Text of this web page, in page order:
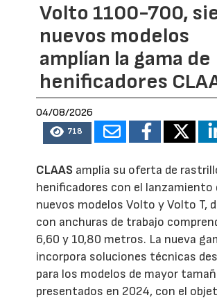
Volto 1100-700,
nuevos modelos
amplían la gama de
henificadores
04/08/2026
718
CLAAS amplía su oferta de
henificadores con el lanzamiento
nuevos modelos Volto y Volto T,
con anchuras de trabajo
6,60 y 10,80 metros. La nueva
incorpora soluciones técnicas
para los modelos de mayor
presentados en 2024, con el